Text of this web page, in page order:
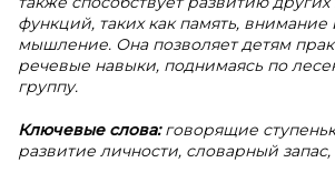
функций, таких как память, внимание
мышление. Она позволяет детям
речевые навыки, поднимаясь по
группу.
Ключевые слова:говорящие
развитие личности, словарный